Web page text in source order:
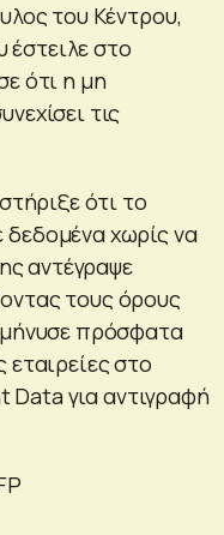
του Κέντρου,
έστειλε στο
ότι η μη
τις
ότι το
χωρίς να
αντέγραψε
τους όρους
πρόσφατα
στο
Data για αντιγραφή